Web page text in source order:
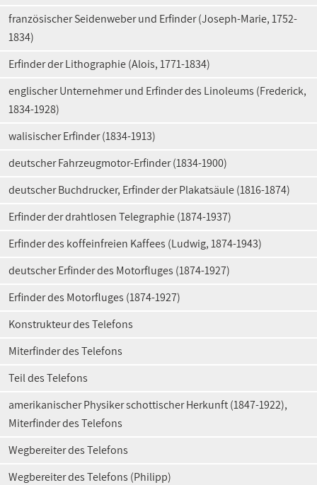
französischer Seidenweber und Erfinder (Joseph-Marie, 1752-
1834)
Erfinder der Lithographie (Alois, 1771-1834)
englischer Unternehmer und Erfinder des Linoleums (Frederick,
1834-1928)
walisischer Erfinder (1834-1913)
deutscher Fahrzeugmotor-Erfinder (1834-1900)
deutscher Buchdrucker, Erfinder der Plakatsäule (1816-1874)
Erfinder der drahtlosen Telegraphie (1874-1937)
Erfinder des koffeinfreien Kaffees (Ludwig, 1874-1943)
deutscher Erfinder des Motorfluges (1874-1927)
Erfinder des Motorfluges (1874-1927)
Konstrukteur des Telefons
Miterfinder des Telefons
Teil des Telefons
amerikanischer Physiker schottischer Herkunft (1847-1922),
Miterfinder des Telefons
Wegbereiter des Telefons
Wegbereiter des Telefons (Philipp)